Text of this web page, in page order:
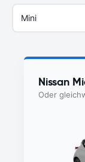
Mini
Nissan
Oder